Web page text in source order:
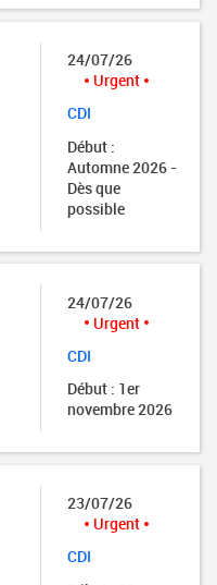
24/07/26
Urgent
CDI
Début :
Automne 2026 -
Dès que
possible
24/07/26
Urgent
CDI
Début : 1er
novembre 2026
23/07/26
Urgent
CDI